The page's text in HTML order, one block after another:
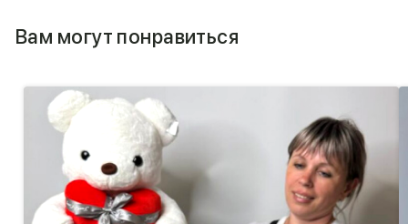
Вам могут понравиться